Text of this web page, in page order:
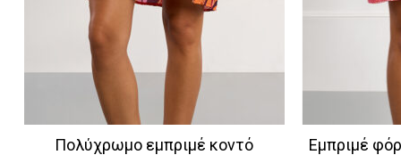
Πολύχρωμο εμπριμέ κοντό
Εμπριμέ